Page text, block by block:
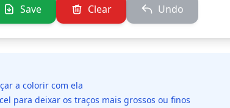
Save Clear Undo
a colorir com ela
para deixar os traços mais grossos ou finos